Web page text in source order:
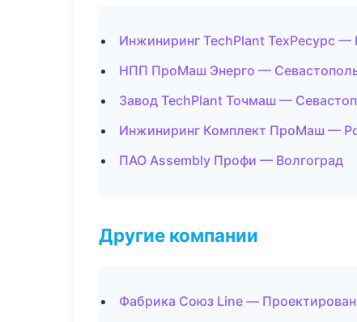
Инжиниринг TechPlant ТехРесурс —
НПП ПроМаш Энерго —
Завод TechPlant Точмаш —
Инжиниринг Комплект ПроМаш —
ПАО Assembly Профи — Волгоград
Другие компании
Фабрика Союз Line —